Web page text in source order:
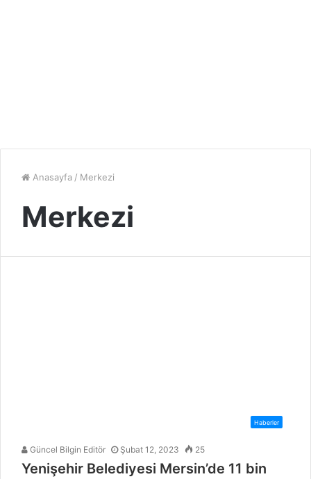
Anasayfa / Merkezi
Merkezi
Haberler
Güncel Bilgin Editör Şubat 12, 2023 25
Yenişehir Belediyesi Mersin’de 11 bin